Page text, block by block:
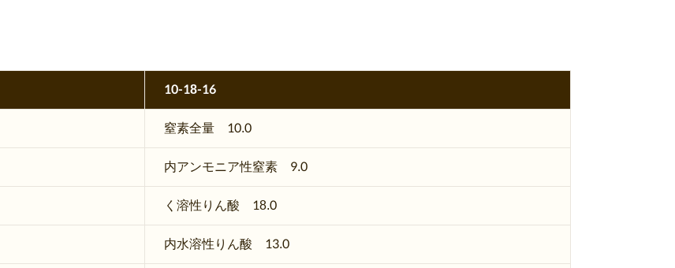
10-18-16
窒素全量 10.0
内アンモニア性窒素 9.0
く溶性りん酸 18.0
内水溶性りん酸 13.0